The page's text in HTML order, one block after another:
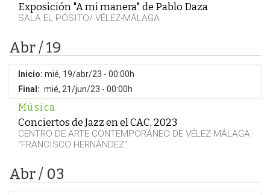
Exposición "A mi manera" de Pablo Daza
SALA EL PÓSITO/ VÉLEZ-MÁLAGA
Abr / 19
Inicio: mié, 19/abr/23 - 00:00h
Final: mié, 21/jun/23 - 00:00h
Música
Conciertos de Jazz en el CAC, 2023
CENTRO DE ARTE CONTEMPORÁNEO DE VÉLEZ-MÁLAGA
"FRANCISCO HERNÁNDEZ"
Abr / 03